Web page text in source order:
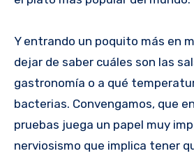
Y entrando un poquito más en
dejar de saber cuáles son las
gastronomía o a qué
bacterias. Convengamos, que
pruebas juega un papel muy
nerviosismo que implica tener